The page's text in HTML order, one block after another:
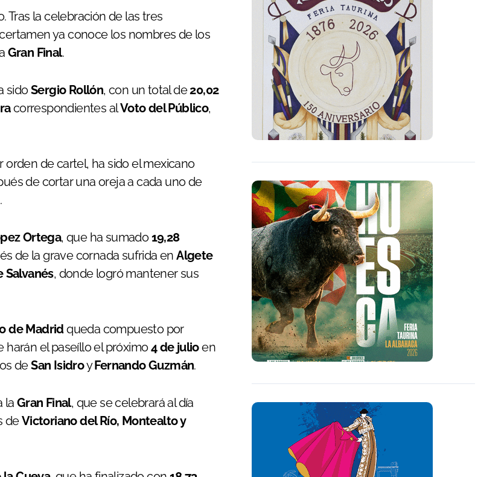
Tras la celebración de las tres
ya conoce los nombres de los
Gran Final.
sidoSergio Rollón, con un total de20,02
correspondientes alVoto del Público,
de cartel, ha sido el mexicano
de cortar una oreja a cada uno de
Ortega, que ha sumado19,28
de la grave cornada sufrida enAlgete
Salvanés, donde logró mantener sus
de Madridqueda compuesto por
harán el paseíllo el próximo4 de julioen
deSan IsidroyFernando Guzmán.
la Gran Final, que se celebrará al día
deVictoriano del Río, Montealto y